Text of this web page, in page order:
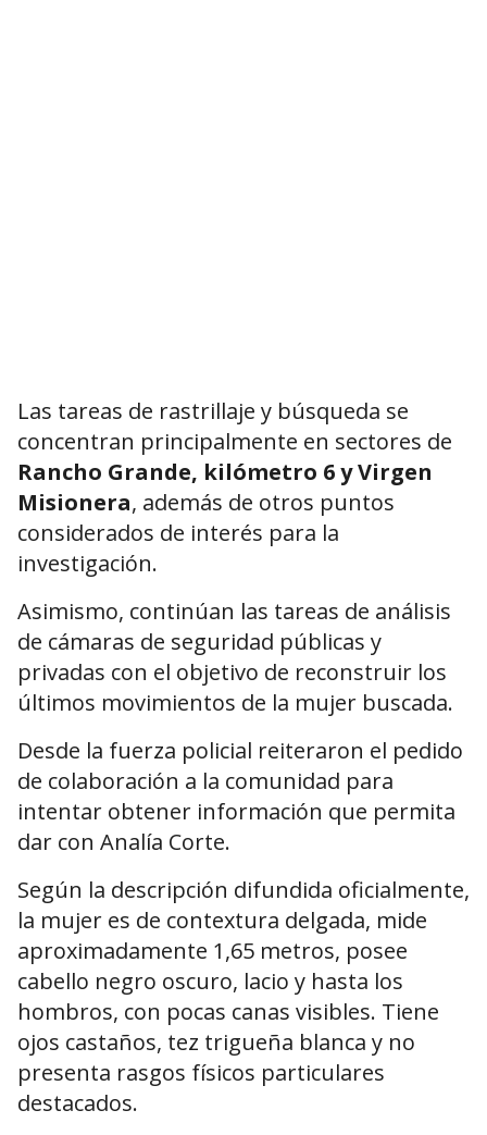
Las tareas de rastrillaje y búsqueda se
concentran principalmente en sectores de
Rancho Grande, kilómetro 6 y Virgen
Misionera, además de otros puntos
considerados de interés para la
investigación.
Asimismo, continúan las tareas de análisis
de cámaras de seguridad públicas y
privadas con el objetivo de reconstruir los
últimos movimientos de la mujer buscada.
Desde la fuerza policial reiteraron el pedido
de colaboración a la comunidad para
intentar obtener información que permita
dar con Analía Corte.
Según la descripción difundida oficialmente,
la mujer es de contextura delgada, mide
aproximadamente 1,65 metros, posee
cabello negro oscuro, lacio y hasta los
hombros, con pocas canas visibles. Tiene
ojos castaños, tez trigueña blanca y no
presenta rasgos físicos particulares
destacados.